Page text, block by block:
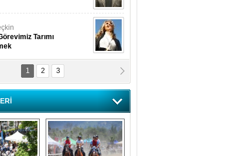
Tarımı
Buzcular
Sesini
Mu?
1 2 3